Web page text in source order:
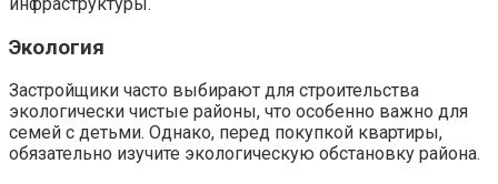
Экология
Застройщики часто выбирают для строительства
экологически чистые районы, что особенно важно для
семей с детьми. Однако, перед покупкой квартиры,
обязательно изучите экологическую обстановку района.